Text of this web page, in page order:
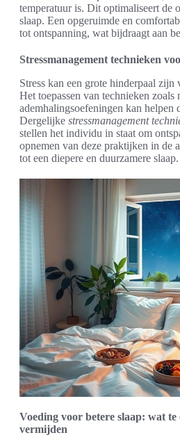
temperatuur is. Dit optimaliseert de
slaap. Een opgeruimde en
tot ontspanning, wat bijdraagt aan
Stressmanagement technieken
Stress kan een grote hinderpaal zijn
Het toepassen van technieken zoals
ademhalingsoefeningen kan helpen
Dergelijke stressmanagement
stellen het individu in staat om
opnemen van deze praktijken in de
tot een diepere en duurzamere slaap.
Voeding voor betere slaap: wat te
vermijden